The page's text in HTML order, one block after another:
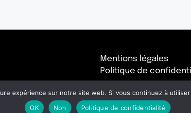
Mentions légales
Politique de
expérience sur notre site web. Si vous continuez à
OK
Non Politique de confidentialité